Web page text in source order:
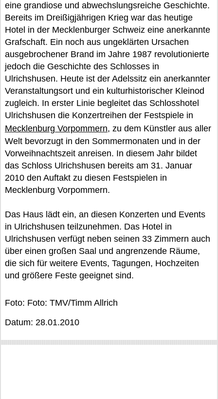
eine grandiose und abwechslungsreiche Geschichte.
Bereits im Dreißigjährigen Krieg war das heutige
Hotel in der Mecklenburger Schweiz eine anerkannte
Grafschaft. Ein noch aus ungeklärten Ursachen
ausgebrochener Brand im Jahre 1987 revolutionierte
jedoch die Geschichte des Schlosses in
Ulrichshusen. Heute ist der Adelssitz ein anerkannter
Veranstaltungsort und ein kulturhistorischer Kleinod
zugleich. In erster Linie begleitet das Schlosshotel
Ulrichshusen die Konzertreihen der Festspiele in
Mecklenburg Vorpommern, zu dem Künstler aus aller
Welt bevorzugt in den Sommermonaten und in der
Vorweihnachtszeit anreisen. In diesem Jahr bildet
das Schloss Ulrichshusen bereits am 31. Januar
2010 den Auftakt zu diesen Festspielen in
Mecklenburg Vorpommern.
Das Haus lädt ein, an diesen Konzerten und Events
in Ulrichshusen teilzunehmen. Das Hotel in
Ulrichshusen verfügt neben seinen 33 Zimmern auch
über einen großen Saal und angrenzende Räume,
die sich für weitere Events, Tagungen, Hochzeiten
und größere Feste geeignet sind.
Foto: Foto: TMV/Timm Allrich
Datum: 28.01.2010